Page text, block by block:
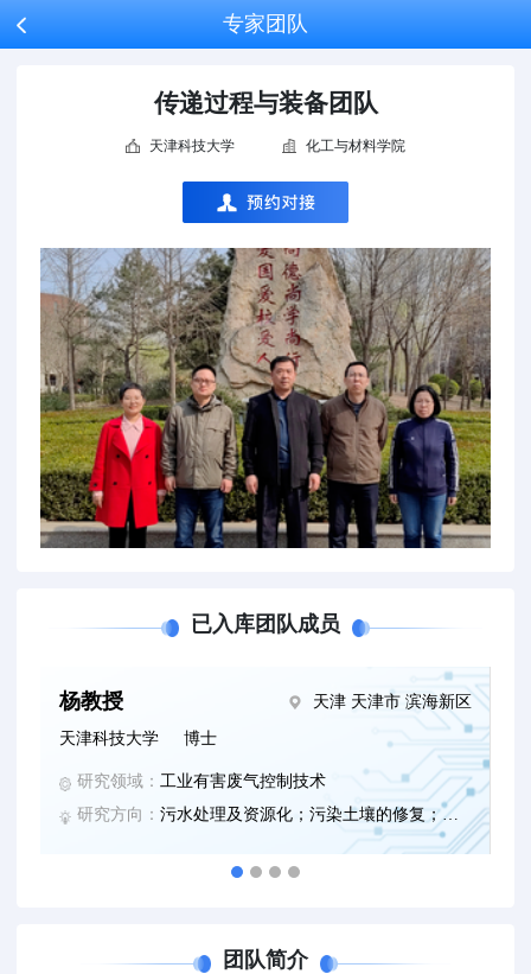
 专家团队
传递过程与装备团队
天津科技大学 化工与材料学院
已入库团队成员
杨教授 天津 天津市 滨海新区
天津科技大学 博士
研究领域： 工业有害废气控制技术
研究方向： 污水处理及资源化；污染土壤的修复；有机废气和恶臭其他的处理。
团队简介